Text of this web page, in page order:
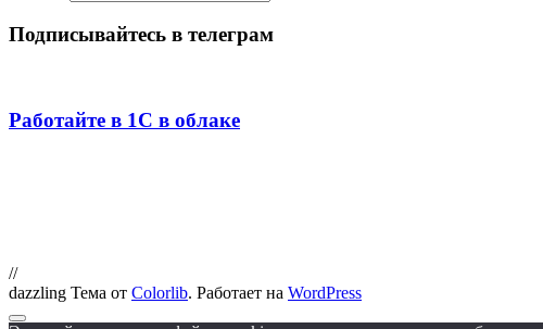
Подписывайтесь в телеграм
Работайте в 1С в облаке
//
dazzling Тема от Colorlib. Работает на WordPress